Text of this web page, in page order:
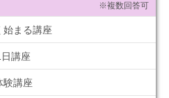
※複数回答可
始まる講座
日講座
験講座